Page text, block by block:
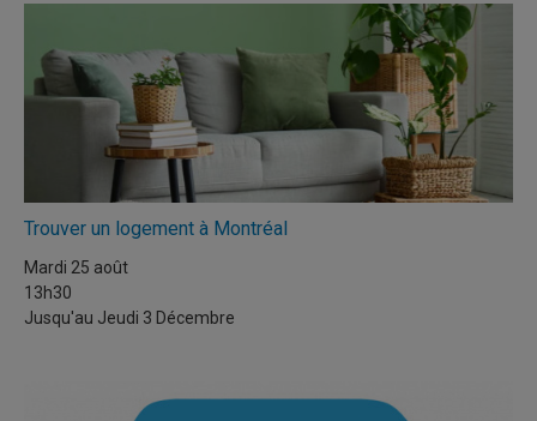
Trouver un logement à Montréal
Mardi 25 août
13h30
Jusqu'au Jeudi 3 Décembre